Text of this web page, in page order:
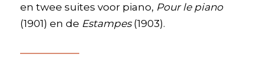
en twee suites voor piano, Pour le piano
(1901) en de Estampes(1903).